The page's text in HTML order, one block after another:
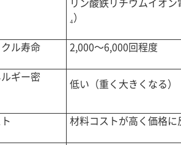
リン酸鉄リチウムイオン
₄）
ル寿命 2,000〜6,000回程度
ルギー密
低い（重く大きくなる）
材料コストが高く価格に